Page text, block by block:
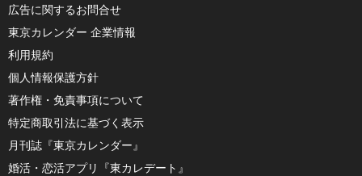
広告に関するお問合せ
東京カレンダー 企業情報
利用規約
個人情報保護方針
著作権・免責事項について
特定商取引法に基づく表示
月刊誌『東京カレンダー』
婚活・恋活アプリ『東カレデート』